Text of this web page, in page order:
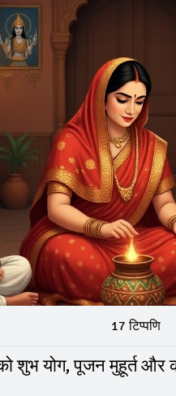
17 टिप्पणि
शुभ योग, पूजन मुहूर्त और